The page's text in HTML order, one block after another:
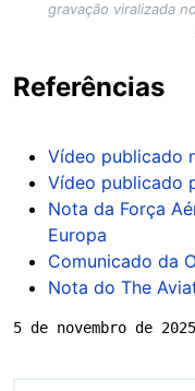
gravação viralizada
Referências
Vídeo publicado
Vídeo publicado
Nota da Força
Europa
Comunicado da
Nota do The
5 de novembro de